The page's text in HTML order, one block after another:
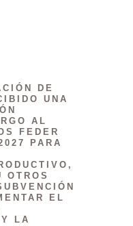
DE
UNA
AL
FEDER
PARA
OTROS
EL
LA